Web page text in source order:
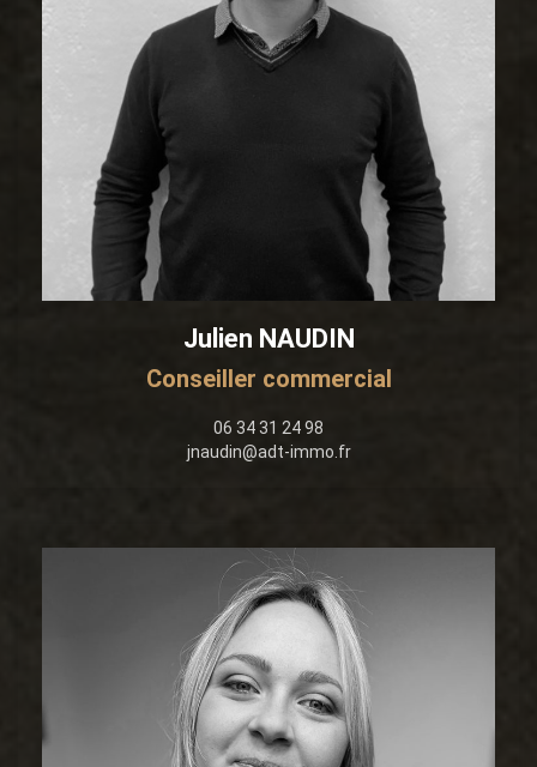
Julien NAUDIN
Conseiller commercial
06 34 31 24 98
jnaudin@adt-immo.fr